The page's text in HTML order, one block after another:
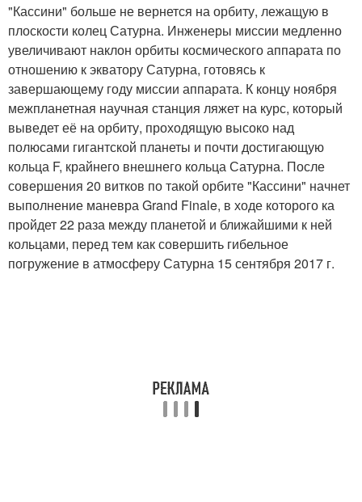
"Кассини" больше не вернется на орбиту, лежащую в
плоскости колец Сатурна. Инженеры миссии медленно
увеличивают наклон орбиты космического аппарата по
отношению к экватору Сатурна, готовясь к
завершающему году миссии аппарата. К концу ноября
межпланетная научная станция ляжет на курс, который
выведет её на орбиту, проходящую высоко над
полюсами гигантской планеты и почти достигающую
кольца F, крайнего внешнего кольца Сатурна. После
совершения 20 витков по такой орбите "Кассини" начнет
выполнение маневра Grand Finale, в ходе которого ка
пройдет 22 раза между планетой и ближайшими к ней
кольцами, перед тем как совершить гибельное
погружение в атмосферу Сатурна 15 сентября 2017 г.